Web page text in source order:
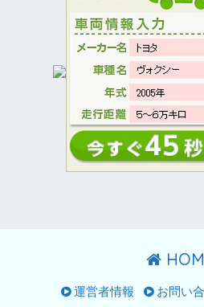
運営者情報 お問い